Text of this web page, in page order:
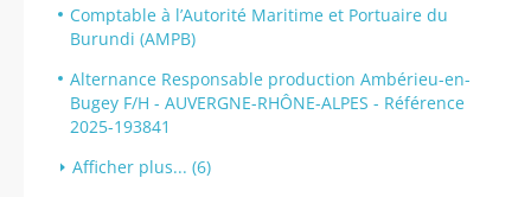
Comptable à l’Autorité Maritime et Portuaire du
Burundi (AMPB)
Alternance Responsable production Ambérieu-en-
Bugey F/H - AUVERGNE-RHÔNE-ALPES - Référence
2025-193841
Afficher plus... (6)